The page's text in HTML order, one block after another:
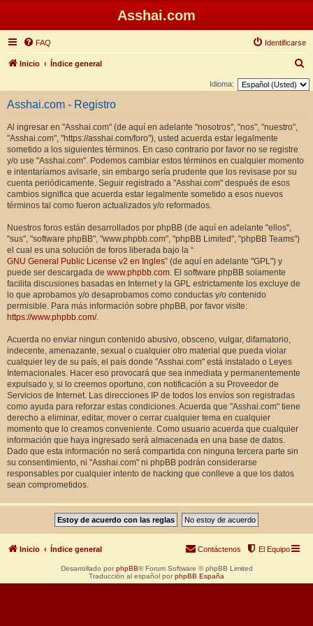
Asshai.com
FAQ Identificarse
Inicio Índice general
u
Idioma:
Asshai.com - Registro
Al ingresar en "Asshai.com" (de aquí en adelante "nosotros", "nos", "nuestro",
"Asshai.com", "https://asshai.com/foro"), usted acuerda estar legalmente
sometido a los siguientes términos. En caso contrario por favor no se registre
y/o use "Asshai.com". Podemos cambiar estos términos en cualquier momento
e intentaríamos avisarle, sin embargo sería prudente que los revisase por su
cuenta periódicamente. Seguir registrado a "Asshai.com" después de esos
cambios significa que acuerda estar legalmente sometido a esos nuevos
términos tal como fueron actualizados y/o reformados.
Nuestros foros están desarrollados por phpBB (de aquí en adelante "ellos",
"sus", "software phpBB", "www.phpbb.com", "phpBB Limited", "phpBB Teams")
el cual es una solución de foros liberada bajo la “
GNU General Public License v2 en Ingles” (de aquí en adelante "GPL") y
puede ser descargada de www.phpbb.com. El software phpBB solamente
facilita discusiones basadas en Internet y la GPL estrictamente los excluye de
lo que aprobamos y/o desaprobamos como conductas y/o contenido
permisible. Para más información sobre phpBB, por favor visite:
https://www.phpbb.com/.
Acuerda no enviar ningun contenido abusivo, obsceno, vulgar, difamatorio,
indecente, amenazante, sexual o cualquier otro material que pueda violar
cualquier ley de su país, el país donde "Asshai.com" está instalado o Leyes
Internacionales. Hacer eso provocará que sea inmediata y permanentemente
expulsado y, si lo creemos oportuno, con notificación a su Proveedor de
Servicios de Internet. Las direcciones IP de todos los envíos son registradas
como ayuda para reforzar estas condiciones. Acuerda que "Asshai.com" tiene
derecho a eliminar, editar, mover o cerrar cualquier tema en cualquier
momento que lo creamos conveniente. Como usuario acuerda que cualquier
información que haya ingresado será almacenada en una base de datos.
Dado que esta información no será compartida con ninguna tercera parte sin
su consentimiento, ni "Asshai.com" ni phpBB podrán considerarse
responsables por cualquier intento de hacking que conlleve a que los datos
sean comprometidos.
Inicio Índice general El Equipo
Contáctenos
Desarrollado por phpBB® Forum Software © phpBB Limited
Traducción al español por phpBB España